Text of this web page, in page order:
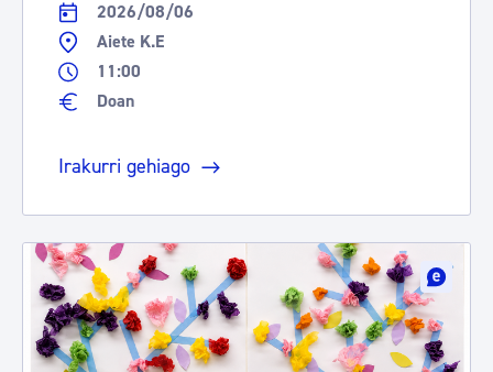
2026/08/06
Aiete K.E
11:00
Doan
Irakurri gehiago